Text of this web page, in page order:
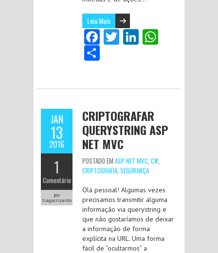
Leia Mais
Fa
k
T Li
JAN
13
2016
1
Comentário
por
tiagocrizanto
CRIPTOGRAFAR
QUERYSTRING ASP
NET MVC
POSTADO EM ASP NET MVC, C#,
CRIPTOGRAFIA, SEGURANÇA
Olá pessoal! Algumas vezes
precisamos transmitir alguma
informação via querystring e
que não gostaríamos de deixar
a informação de forma
explícita na URL. Uma forma
fácil de “ocultarmos” a